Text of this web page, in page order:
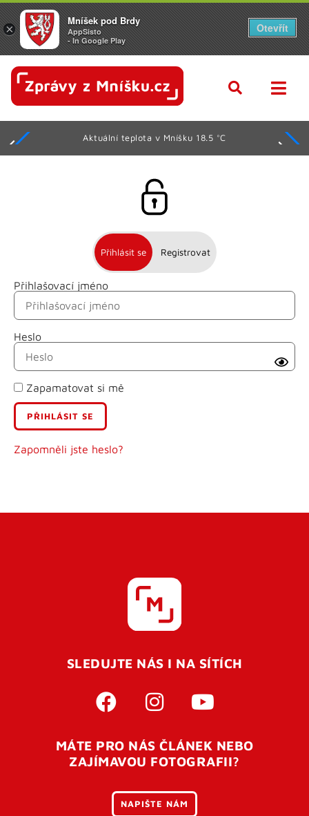
Aktuální teplota v Mníšku 18.5 °C
Přihlásit se Registrovat
Přihlašovací jméno
Heslo
Zapamatovat si mě
Zapomněli jste heslo?
Jméno
Příjmení
E-mail
Uživatelské jméno
Pro úspěšné dokončení registrace je potřeba
vaší e-mailovouadresu. Po úspěšném odeslání
otevření tohoto odkazu se váš účet ověří a můžete se
přihlásit. Nezapomeňte zkontrolovat složku SPAM ve
SLEDUJTE NÁS I NA SÍTÍCH
MÁTE PRO NÁS ČLÁNEK NEBO
ZAJÍMAVOU FOTOGRAFII?
NAPIŠTE NÁM
×
Mníšek pod Brdy
AppSisto
- In Google Play
Otevřít